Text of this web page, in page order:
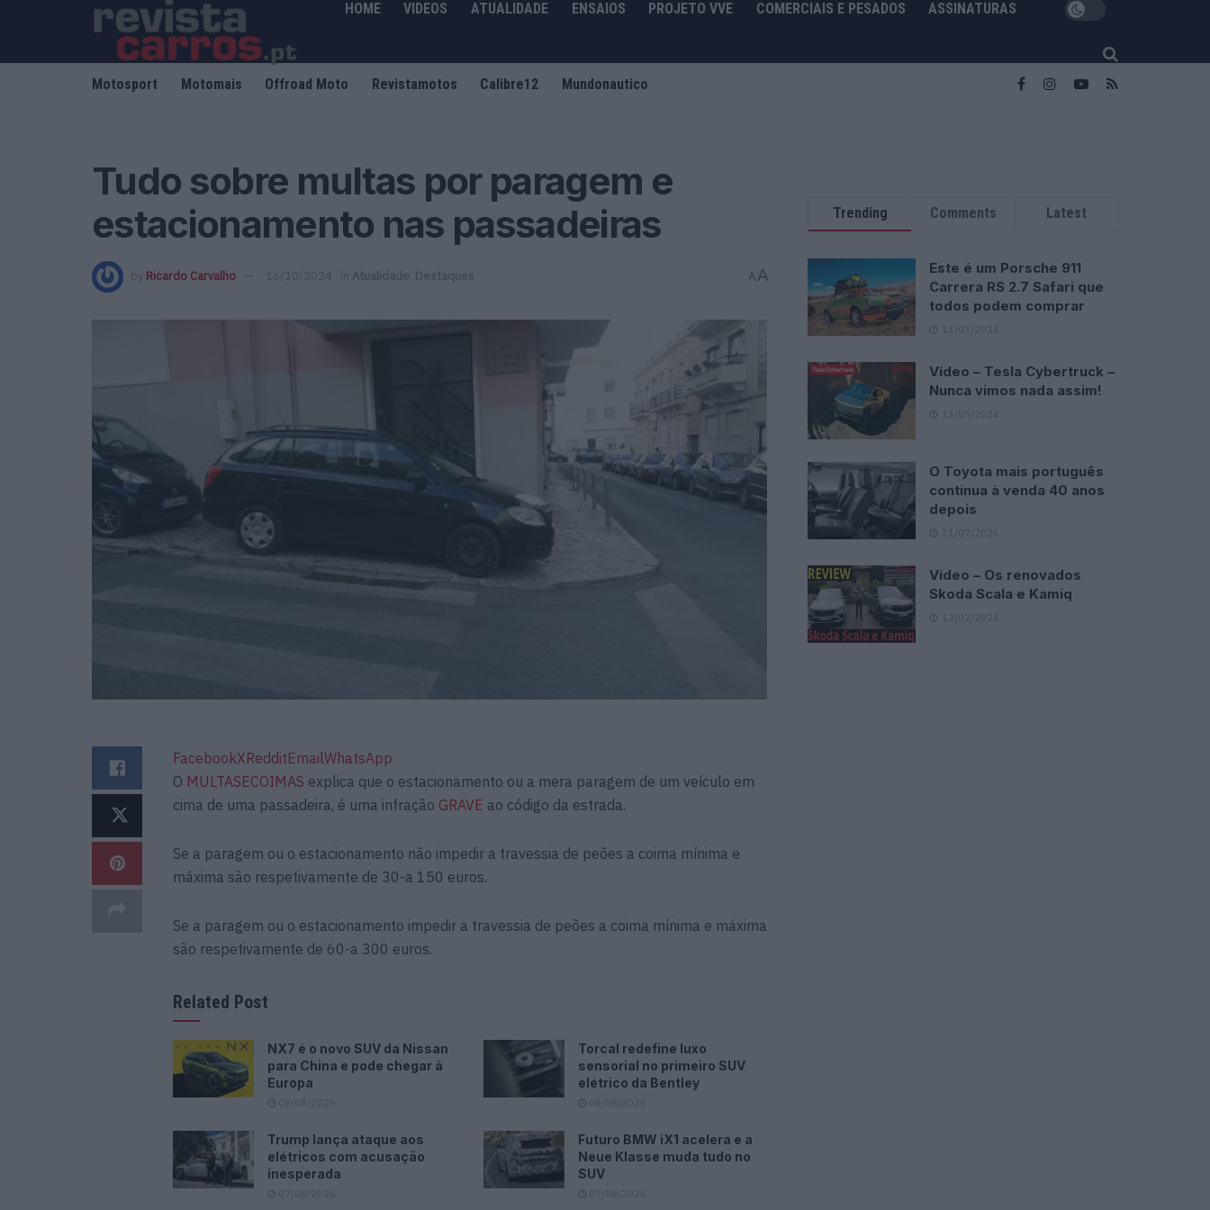
HOME VIDEOS ATUALIDADE ENSAIOS PROJETO VVE COMERCIAIS E PESADOS ASSINATURAS
Motosport Motomais Offroad Moto Revistamotos Calibre12 Mundonautico
Tudo sobre multas por paragem e
estacionamento nas passadeiras
by Ricardo Carvalho 16/10/2024 in Atualidade Destaques AA
FacebookXRedditEmailWhatsApp
O MULTASECOIMAS explica que o estacionamento ou a mera paragem de um veículo em
cima de uma passadeira, é uma infração GRAVE ao código da estrada.
Se a paragem ou o estacionamento não impedir a travessia de peões a coima mínima e
máxima são respetivamente de 30-a 150 euros.
Se a paragem ou o estacionamento impedir a travessia de peões a coima mínima e máxima
são respetivamente de 60-a 300 euros.
Related Post
NX7 é o novo SUV da Nissan
para China e pode chegar à
Europa
Torcal redefine luxo
sensorial no primeiro SUV
elétrico da Bentley
Trump lança ataque aos
elétricos com acusação
inesperada
07/08/2026
Futuro BMW iX1 acelera e a
Neue Klasse muda tudo no
SUV
07/08/2026
Trending Comments Latest
Este é um Porsche 911
Carrera RS 2.7 Safari que
todos podem comprar
13/03/2024
Vídeo – Tesla Cybertruck –
Nunca vimos nada assim!
13/05/2024
O Toyota mais português
continua à venda 40 anos
depois
31/07/2026
Vídeo – Os renovados
Skoda Scala e Kamiq
12/02/2024